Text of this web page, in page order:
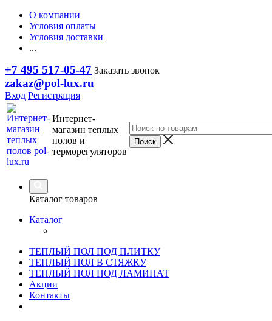
О компании
Условия оплаты
Условия доставки
...
+7 495 517-05-47 Заказать звонок
zakaz@pol-lux.ru
Вход Регистрация
Интернет-
магазин теплых
полов и
терморегуляторов
Каталог товаров
Каталог
ТЕПЛЫЙ ПОЛ ПОД ПЛИТКУ
ТЕПЛЫЙ ПОЛ В СТЯЖКУ
ТЕПЛЫЙ ПОЛ ПОД ЛАМИНАТ
Акции
Контакты